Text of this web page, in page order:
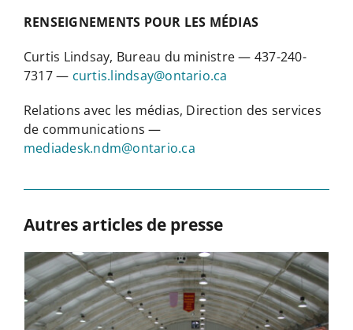
RENSEIGNEMENTS POUR LES MÉDIAS
Curtis Lindsay, Bureau du ministre — 437-240-
7317 — curtis.lindsay@ontario.ca
Relations avec les médias, Direction des services
de communications —
mediadesk.ndm@ontario.ca
Autres articles de presse